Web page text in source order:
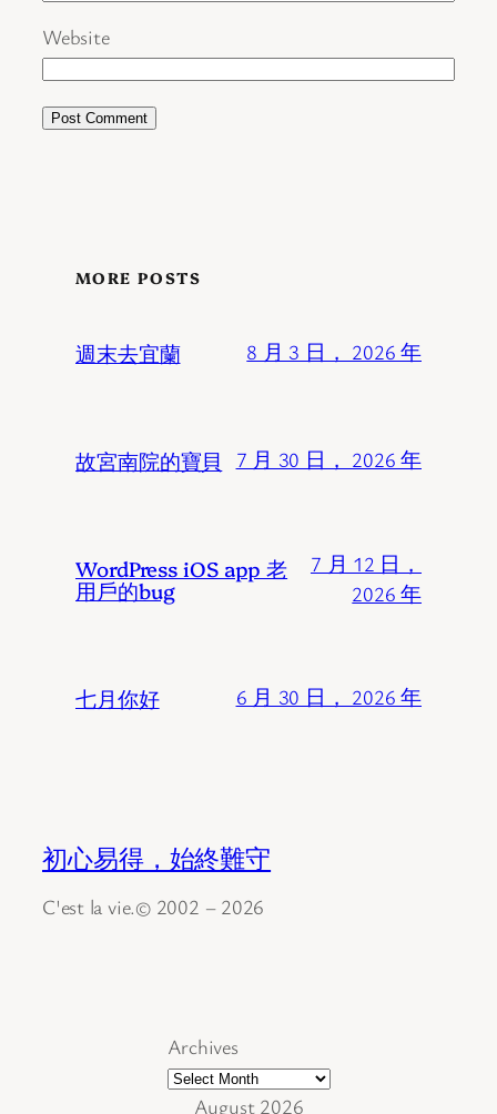
Website
MORE POSTS
週末去宜蘭 8 月 3 日， 2026 年
故宮南院的寶貝 7 月 30 日， 2026 年
WordPress iOS app 老
用戶的bug
7 月 12 日，
2026 年
七月你好 6 月 30 日， 2026 年
初心易得，始終難守
C'est la vie.© 2002 – 2026
Archives
August 2026